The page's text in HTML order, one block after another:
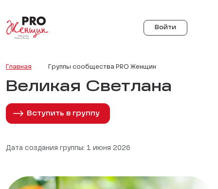
Войти
Главная Группы сообщества PRO Женщин
Великая Светлана
Вступить в группу
Дата создания группы: 1 июня 2026